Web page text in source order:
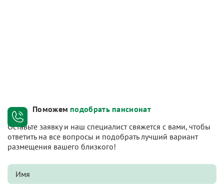
Поможем подобрать пансионат
Оставьте заявку и наш специалист свяжется с вами, чтобы
ответить на все вопросы и подобрать лучший вариант
размещения вашего близкого!